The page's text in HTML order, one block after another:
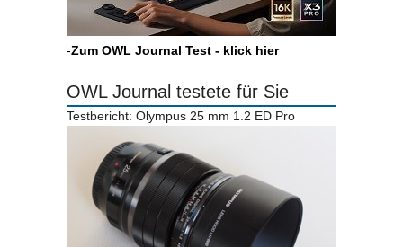
-Zum OWL Journal Test - klick hier
OWL Journal testete für Sie
Testbericht: Olympus 25 mm 1.2 ED Pro